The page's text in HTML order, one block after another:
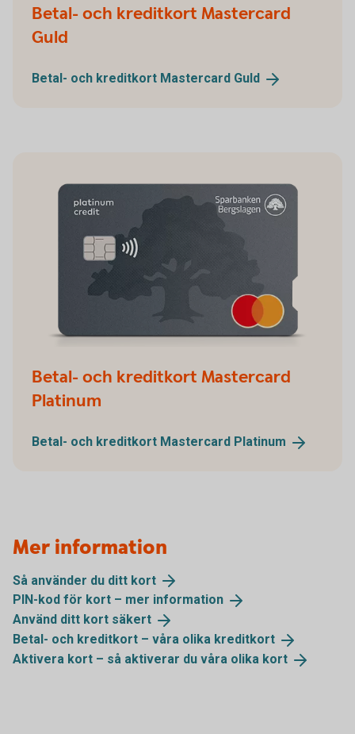
Betal- och kreditkort Mastercard
Guld
Betal- och kreditkort Mastercard Guld
Betal- och kreditkort Mastercard
Platinum
Betal- och kreditkort Mastercard Platinum
Mer information
Så använder du ditt kort
PIN-kod för kort – mer information
Använd ditt kort säkert
Betal- och kreditkort – våra olika kreditkort
Aktivera kort – så aktiverar du våra olika kort